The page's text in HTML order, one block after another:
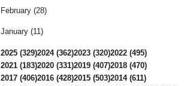
February (28)
January (11)
2025 (329)2024 (362)2023 (320)2022 (495)
2021 (183)2020 (331)2019 (407)2018 (470)
2017 (406)2016 (428)2015 (503)2014 (611)